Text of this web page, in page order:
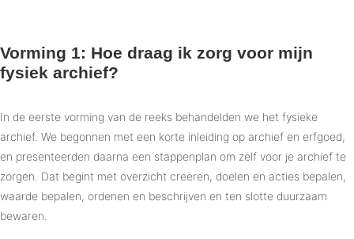
Vorming 1: Hoe draag ik zorg voor mijn
fysiek archief?
In de eerste vorming van de reeks behandelden we het fysieke
archief. We begonnen met een korte inleiding op archief en erfgoed,
en presenteerden daarna een stappenplan om zelf voor je archief te
zorgen. Dat begint met overzicht creëren, doelen en acties bepalen,
waarde bepalen, ordenen en beschrijven en ten slotte duurzaam
bewaren.